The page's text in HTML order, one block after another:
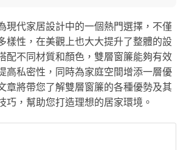
現代家居設計中的一個熱門選擇，不僅
樣性，在美觀上也大大提升了整體的設
配不同材質和顏色，雙層窗簾能夠有效
高私密性，同時為家庭空間增添一層優
章將帶您了解雙層窗簾的各種優勢及其
巧，幫助您打造理想的居家環境。